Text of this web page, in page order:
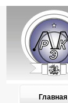
Главная